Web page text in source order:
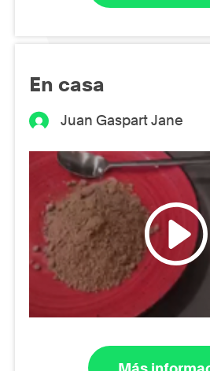
En casa
Juan Gaspart Jane